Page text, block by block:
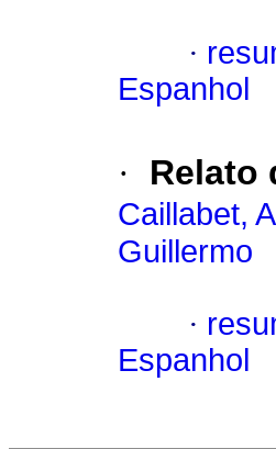
·
Espanhol
· Relato
Caillabet,
Guillermo
·
Espanhol